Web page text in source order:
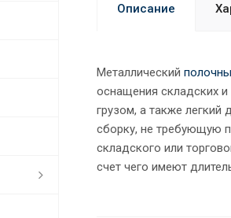
Описание
Металлический
оснащения складских
грузом, а также легкий
сборку, не требующую
складского или
счет чего имеют